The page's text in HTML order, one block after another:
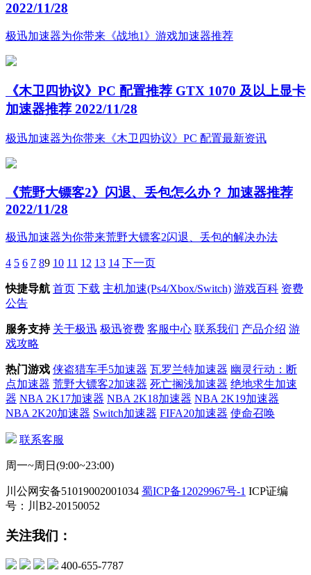
2022/11/28
极迅加速器为你带来《战地1》游戏加速器推荐
《木卫四协议》PC 配置推荐 GTX 1070 及以上显卡
加速器推荐 2022/11/28
极迅加速器为你带来《木卫四协议》PC 配置最新资讯
《荒野大镖客2》闪退、丢包怎么办？ 加速器推荐
2022/11/28
极迅加速器为你带来荒野大镖客2闪退、丢包的解决办法
4 5 6 7 89 10 11 12 13 14 下一页
快捷导航 首页 下载 主机加速(Ps4/Xbox/Switch) 游戏百科 资费
公告
服务支持 关于极迅 极迅资费 客服中心 联系我们 产品介绍 游
戏攻略
热门游戏 侠盗猎车手5加速器 瓦罗兰特加速器 幽灵行动：断
点加速器 荒野大镖客2加速器 死亡搁浅加速器 绝地求生加速
器 NBA 2K17加速器 NBA 2K18加速器 NBA 2K19加速器
NBA 2K20加速器 Switch加速器 FIFA20加速器 使命召唤
联系客服
周一~周日(9:00~23:00)
川公网安备51019002001034 蜀ICP备12029967号-1 ICP证编
号：川B2-20150052
关注我们：
400-655-7787